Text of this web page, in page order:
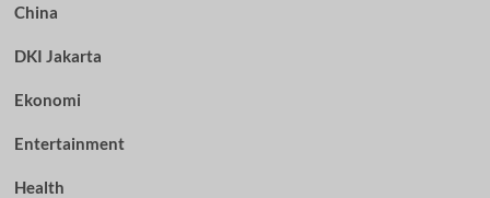
China
DKI Jakarta
Ekonomi
Entertainment
Health